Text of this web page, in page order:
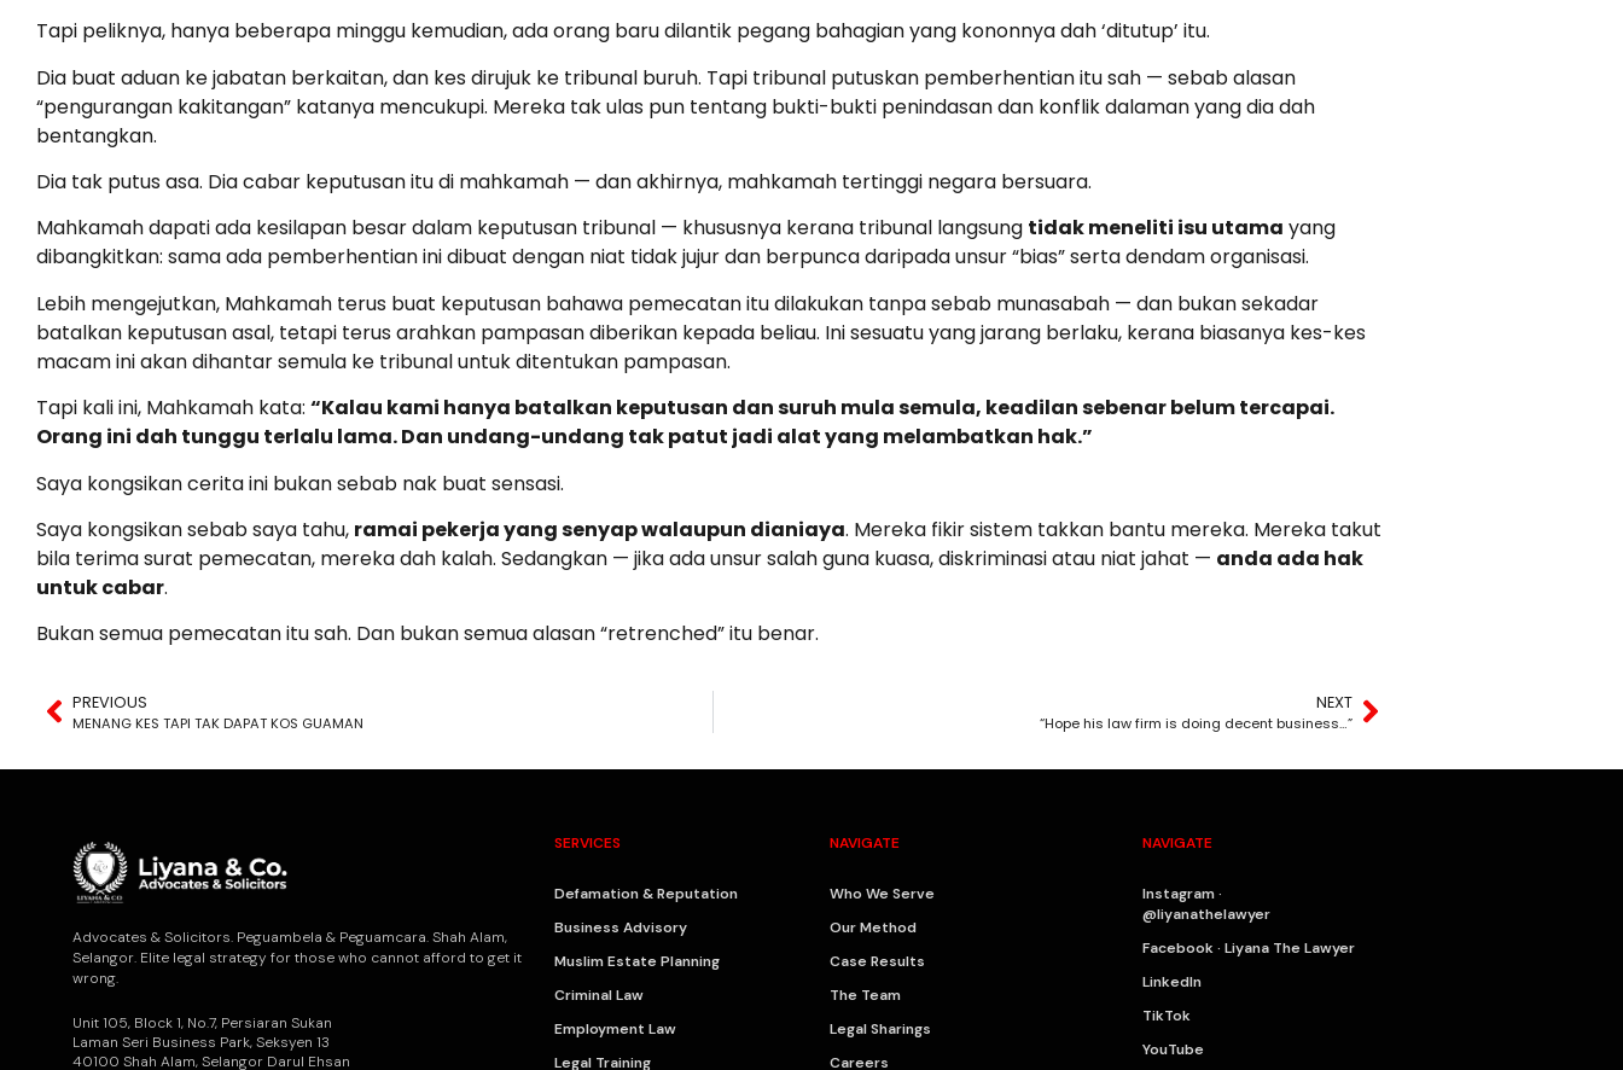
Tapi peliknya, hanya beberapa minggu kemudian, ada orang baru dilantik pegang bahagian yang kononnya dah ‘ditutup’ itu.
Dia buat aduan ke jabatan berkaitan, dan kes dirujuk ke tribunal buruh. Tapi tribunal putuskan pemberhentian itu sah — sebab alasan
“pengurangan kakitangan” katanya mencukupi. Mereka tak ulas pun tentang bukti-bukti penindasan dan konflik dalaman yang dia dah
bentangkan.
Dia tak putus asa. Dia cabar keputusan itu di mahkamah — dan akhirnya, mahkamah tertinggi negara bersuara.
Mahkamah dapati ada kesilapan besar dalam keputusan tribunal — khususnya kerana tribunal langsung tidak meneliti isu utama yang
dibangkitkan: sama ada pemberhentian ini dibuat dengan niat tidak jujur dan berpunca daripada unsur “bias” serta dendam organisasi.
Lebih mengejutkan, Mahkamah terus buat keputusan bahawa pemecatan itu dilakukan tanpa sebab munasabah — dan bukan sekadar
batalkan keputusan asal, tetapi terus arahkan pampasan diberikan kepada beliau. Ini sesuatu yang jarang berlaku, kerana biasanya kes-kes
macam ini akan dihantar semula ke tribunal untuk ditentukan pampasan.
Tapi kali ini, Mahkamah kata: “Kalau kami hanya batalkan keputusan dan suruh mula semula, keadilan sebenar belum tercapai.
Orang ini dah tunggu terlalu lama. Dan undang-undang tak patut jadi alat yang melambatkan hak.”
Saya kongsikan cerita ini bukan sebab nak buat sensasi.
Saya kongsikan sebab saya tahu, ramai pekerja yang senyap walaupun dianiaya. Mereka fikir sistem takkan bantu mereka. Mereka takut
bila terima surat pemecatan, mereka dah kalah. Sedangkan — jika ada unsur salah guna kuasa, diskriminasi atau niat jahat — anda ada hak
untuk cabar.
Bukan semua pemecatan itu sah. Dan bukan semua alasan “retrenched” itu benar.
PREVIOUS
MENANG KES TAPI TAK DAPAT KOS GUAMAN
NEXT
“Hope his law firm is doing decent business…”
Advocates & Solicitors. Peguambela & Peguamcara. Shah Alam,
Selangor. Elite legal strategy for those who cannot afford to get it
wrong.
Unit 105, Block 1, No.7, Persiaran Sukan
Laman Seri Business Park, Seksyen 13
40100 Shah Alam, Selangor Darul Ehsan
SERVICES
Defamation & Reputation
Business Advisory
Muslim Estate Planning
Criminal Law
Employment Law
Legal Training
NAVIGATE
Who We Serve
Our Method
Case Results
The Team
Legal Sharings
Careers
NAVIGATE
Instagram ·
@liyanathelawyer
Facebook · Liyana The Lawyer
LinkedIn
TikTok
YouTube